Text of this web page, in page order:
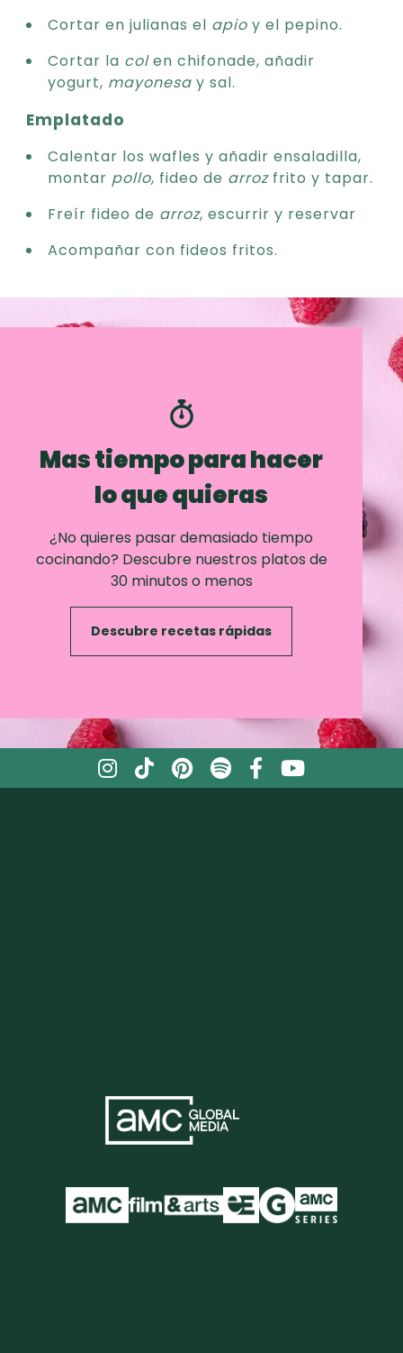
Cortar en julianas el apio y el pepino.
Cortar la colen chifonade, añadir
yogurt, mayonesa y sal.
Emplatado
Calentar los wafles y añadir ensaladilla,
montar pollo, fideo de arrozfrito y tapar.
Freír fideo de arroz, escurrir y reservar
Acompañar con fideos fritos.
Mas tiempo para hacer
lo que quieras
¿No quieres pasar demasiado tiempo
cocinando? Descubre nuestros platos de
30 minutos o menos
Descubre recetas rápidas